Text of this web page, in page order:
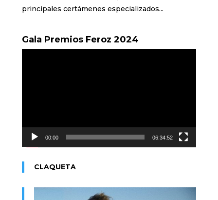
principales certámenes especializados...
Gala Premios Feroz 2024
00:00 06:34:52
CLAQUETA